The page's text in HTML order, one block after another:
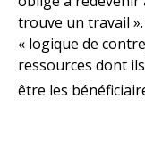
trouve un travail
« logique de
ressources dont
être les